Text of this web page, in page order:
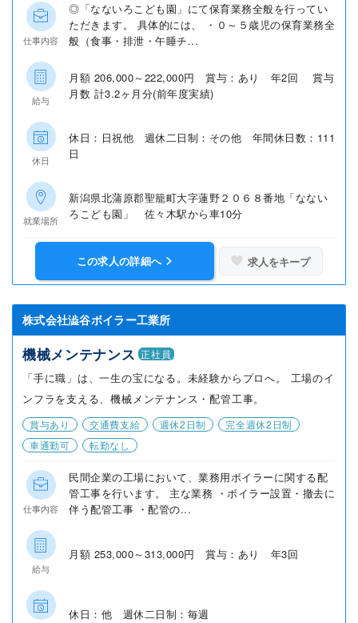
仕事内容
◎「なないろこども園」にて保育業務全般を行ってい
ただきます。 具体的には、 ・０～５歳児の保育業務全
般（食事・排泄・午睡チ...
給与
月額 206,000～222,000円 賞与：あり 年2回 賞与
月数 計3.2ヶ月分(前年度実績)
休日
休日：日祝他 週休二日制：その他 年間休日数：111
日
就業場所
新潟県北蒲原郡聖籠町大字蓮野２０６８番地「なない
ろこども園」 佐々木駅から車10分
この求人の詳細へ 求人をキープ
株式会社澁谷ボイラー工業所
機械メンテナンス 正社員
「手に職」は、一生の宝になる。未経験からプロへ。 工場のイ
ンフラを支える、機械メンテナンス・配管工事。
賞与あり 交通費支給 週休2日制
完全週休2日制
車通勤可
転勤なし
仕事内容
民間企業の工場において、業務用ボイラーに関する配
管工事を行います。 主な業務 ・ボイラー設置・撤去に
伴う配管工事 ・配管の...
給与
月額 253,000～313,000円 賞与：あり 年3回
休日：他 週休二日制：毎週